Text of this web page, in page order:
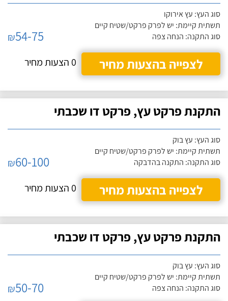
סוג העץ: עץ אירוקו
תשתית קיימת: יש לפרק פרקט/שטיח קיים
סוג התקנה: הנחה צפה
₪54-75
לצפייה בהצעות מחיר
0 הצעות מחיר
התקנת פרקט עץ, פרקט דו שכבתי
סוג העץ: עץ בוק
תשתית קיימת: יש לפרק פרקט/שטיח קיים
סוג התקנה: התקנה בהדבקה
₪60-100
לצפייה בהצעות מחיר
0 הצעות מחיר
התקנת פרקט עץ, פרקט דו שכבתי
סוג העץ: עץ בוק
תשתית קיימת: יש לפרק פרקט/שטיח קיים
סוג התקנה: הנחה צפה
₪50-70